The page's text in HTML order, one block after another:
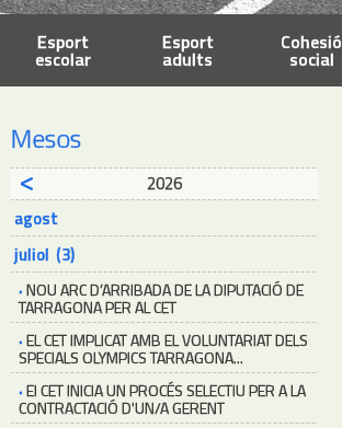
Esport
escolar
Esport
adults
Cohesió
social
Mesos
2026
agost
juliol (3)
·NOU ARC D’ARRIBADA DE LA DIPUTACIÓ DE
TARRAGONA PER AL CET
·EL CET IMPLICAT AMB EL VOLUNTARIAT DELS
SPECIALS OLYMPICS TARRAGONA...
·El CET INICIA UN PROCÉS SELECTIU PER A LA
CONTRACTACIÓ D'UN/A GERENT